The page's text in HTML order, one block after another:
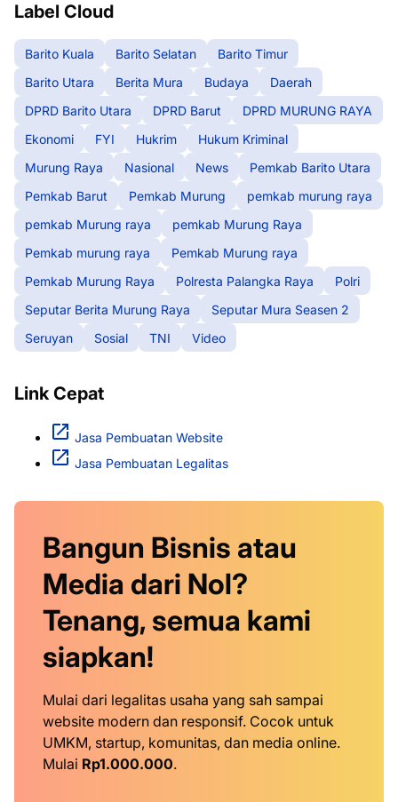
Label Cloud
Barito Kuala Barito Selatan
Barito Timur
Barito Utara
Berita Mura Budaya
Daerah
DPRD Barito Utara
DPRD Barut
DPRD MURUNG RAYA
Ekonomi
FYI Hukrim
Hukum Kriminal
Murung Raya
Nasional News
Pemkab Barito Utara
Pemkab Barut
Pemkab Murung
pemkab murung raya
pemkab Murung raya
pemkab Murung Raya
Pemkab murung raya
Pemkab Murung raya
Pemkab Murung Raya
Polresta Palangka Raya
Polri
Seputar Berita Murung Raya
Seputar Mura Seasen 2
Seruyan
Sosial TNI Video
Link Cepat
Jasa Pembuatan Website
Jasa Pembuatan Legalitas
Bangun Bisnis atau
Media dari Nol?
Tenang, semua kami
siapkan!
Mulai dari legalitas usaha yang sah sampai
website modern dan responsif. Cocok untuk
UMKM, startup, komunitas, dan media online.
Mulai Rp1.000.000.